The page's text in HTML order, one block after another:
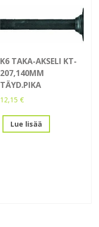
K6 TAKA-AKSELI KT-
207,140MM
TÄYD.PIKA
12,15€
Lue lisää